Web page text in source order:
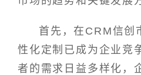
首先，在CRM信创
性化定制已成为企业竞
者的需求日益多样化，